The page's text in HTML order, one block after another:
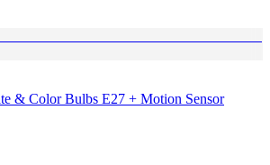
& Color Bulbs E27 + Motion Sensor